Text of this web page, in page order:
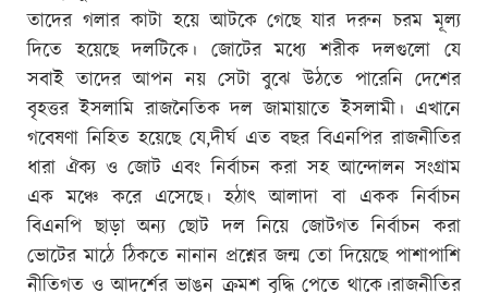
তাদের গলার কাটা হয়ে আটকে গেছে যার দরুন চরম মূল্য
দিতে হয়েছে দলটিকে। জোটের মধ্যে শরীক দলগুলো যে
সবাই তাদের আপন নয় সেটা বুঝে উঠতে পারেনি দেশের
বৃহত্তর ইসলামি রাজনৈতিক দল জামায়াতে ইসলামী। এখানে
গবেষণা নিহিত হয়েছে যে,দীর্ঘ এত বছর বিএনপির রাজনীতির
ধারা ঐক্য ও জোট এবং নির্বাচন করা সহ আন্দোলন সংগ্রাম
এক মঞ্চে করে এসেছে। হঠাৎ আলাদা বা একক নির্বাচন
বিএনপি ছাড়া অন্য ছোট দল নিয়ে জোটগত নির্বাচন করা
ভোটের মাঠে ঠিকতে নানান প্রশ্নের জন্ম তো দিয়েছে পাশাপাশি
নীতিগত ও আদর্শের ভাঙন ক্রমশ বৃদ্ধি পেতে থাকে।রাজনীতির